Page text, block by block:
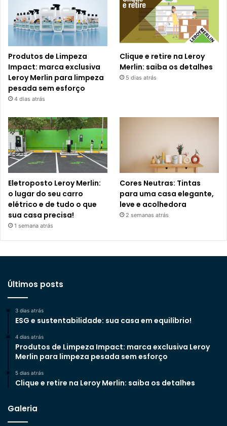
Produtos de Limpeza
Impact: marca exclusiva
Leroy Merlin para limpeza
pesada sem esforço
4 dias atrás
Clique e retire na Leroy
Merlin: saiba os detalhes
5 dias atrás
Eletroposto Leroy Merlin:
o lugar do seu carro
elétrico e de tudo o que
sua casa precisa!
1 semana atrás
Cores Neutras: Tintas
para uma casa elegante,
leve e acolhedora
2 semanas atrás
Últimos posts
3 dias atrás
ESG e sustentabilidade: sua casa em equilíbrio!
4 dias atrás
Produtos de Limpeza Impact: marca exclusiva Leroy
Merlin para limpeza pesada sem esforço
5 dias atrás
Clique e retire na Leroy Merlin: saiba os detalhes
Galeria